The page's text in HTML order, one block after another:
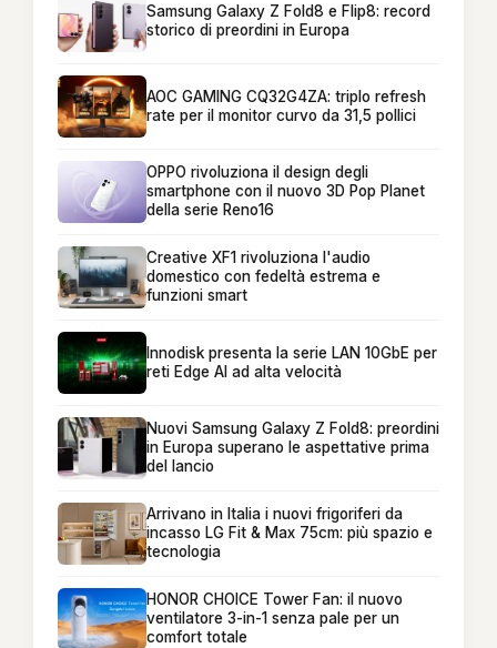
Samsung Galaxy Z Fold8 e Flip8: record
storico di preordini in Europa
AOC GAMING CQ32G4ZA: triplo refresh
rate per il monitor curvo da 31,5 pollici
OPPO rivoluziona il design degli
smartphone con il nuovo 3D Pop Planet
della serie Reno16
Creative XF1 rivoluziona l'audio
domestico con fedeltà estrema e
funzioni smart
Innodisk presenta la serie LAN 10GbE per
reti Edge AI ad alta velocità
Nuovi Samsung Galaxy Z Fold8: preordini
in Europa superano le aspettative prima
del lancio
Arrivano in Italia i nuovi frigoriferi da
incasso LG Fit & Max 75cm: più spazio e
tecnologia
HONOR CHOICE Tower Fan: il nuovo
ventilatore 3-in-1 senza pale per un
comfort totale